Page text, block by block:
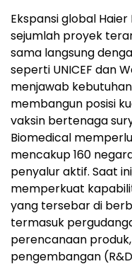
Ekspansi global
sejumlah proyek
sama langsung
seperti UNICEF dan
menjawab
membangun posisi
vaksin bertenaga
Biomedical
mencakup 160
penyalur aktif. Saat
memperkuat
yang tersebar di
termasuk
perencanaan
pengembangan